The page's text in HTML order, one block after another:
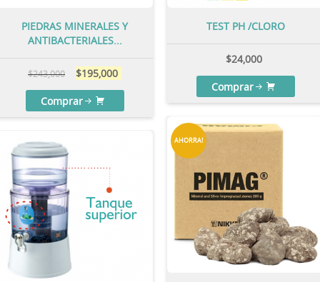
PIEDRAS MINERALES Y
ANTIBACTERIALES...
$243,000 $195,000
Comprar
TEST PH /CLORO
$24,000
Comprar
AHORRA!